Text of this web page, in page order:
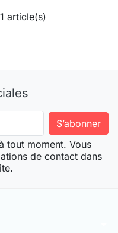
article(s)
tout moment. Vous
de contact dans